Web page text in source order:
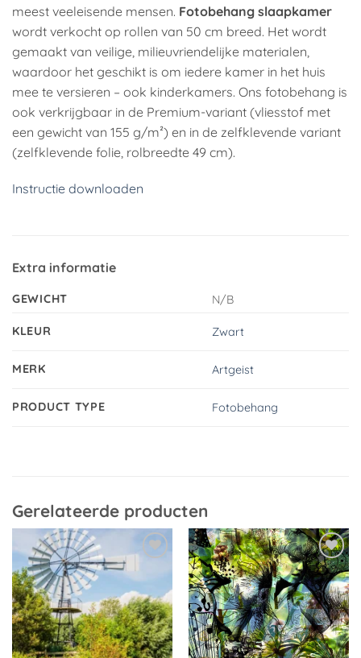
meest veeleisende mensen. Fotobehang slaapkamer
wordt verkocht op rollen van 50 cm breed. Het wordt
gemaakt van veilige, milieuvriendelijke materialen,
waardoor het geschikt is om iedere kamer in het huis
mee te versieren – ook kinderkamers. Ons fotobehang is
ook verkrijgbaar in de Premium-variant (vliesstof met
een gewicht van 155 g/m²) en in de zelfklevende variant
(zelfklevende folie, rolbreedte 49 cm).
Instructie downloaden
Extra informatie
GEWICHT N/B
KLEUR Zwart
MERK Artgeist
PRODUCT TYPE Fotobehang
Gerelateerde producten
Toevoegen
aan
verlanglijst
Toevoegen
aan
verlanglijst